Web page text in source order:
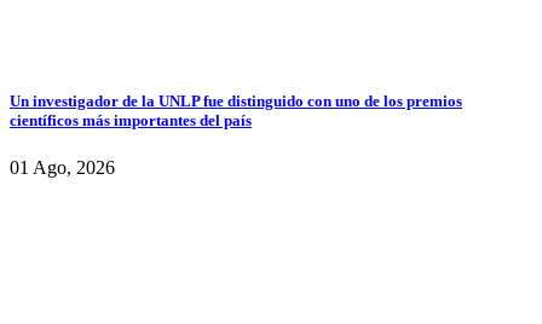
Un investigador de la UNLP fue distinguido con uno de los premios
científicos más importantes del país
01 Ago, 2026